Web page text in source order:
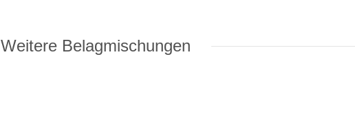
Weitere Belagmischungen